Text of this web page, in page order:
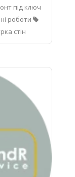
під ключ
роботи
стін